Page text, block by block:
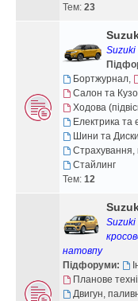
Тем: 23
Suzuki
Бортжурнал,
Салон та
Ходова
Електрика та
Шини та Диски
Страхування,
Стайлинг
Тем: 12
Suzuki
натовпу
Підфоруми:
Планове
Двигун,